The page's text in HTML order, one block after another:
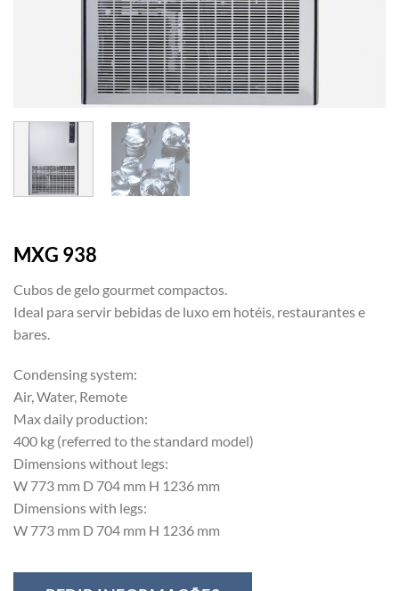
MXG 938
Cubos de gelo gourmetcompactos.
Ideal para servir bebidas de luxo em hotéis, restaurantes e
bares.
Condensing system:
Air, Water, Remote
Max daily production:
400 kg (referred to the standard model)
Dimensions without legs:
W 773 mm D 704 mm H 1236 mm
Dimensions with legs:
W 773 mm D 704 mm H 1236 mm